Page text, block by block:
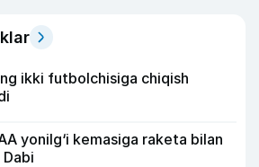
ikki futbolchisiga chiqish
yonilg‘i kemasiga raketa bilan